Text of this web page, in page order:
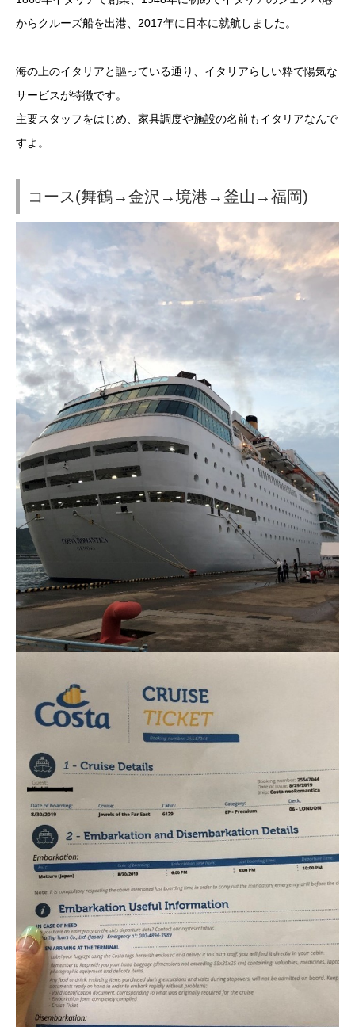
からクルーズ船を出港、2017年に日本に就航しました。
海の上のイタリアと謳っている通り、イタリアらしい粋で陽気な
サービスが特徴です。
主要スタッフをはじめ、家具調度や施設の名前もイタリアなんで
すよ。
コース(舞鶴→金沢→境港→釜山→福岡)